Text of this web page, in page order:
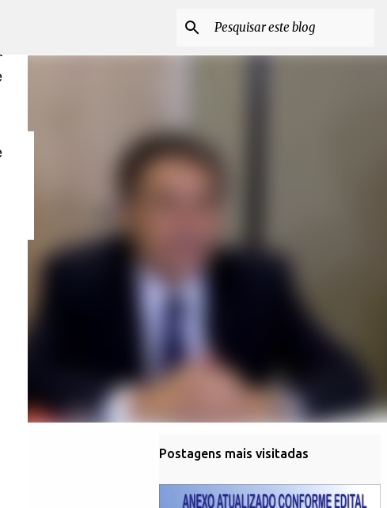
Postagens mais visitadas